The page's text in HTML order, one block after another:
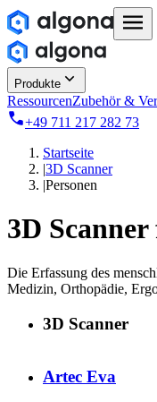
Produkte
RessourcenZubehör &
+49 711 217 282 73
Startseite
|3D Scanner
|Personen
3D
Die Erfassung des
Medizin, Orthopädie,
3D Scanner
Artec Eva